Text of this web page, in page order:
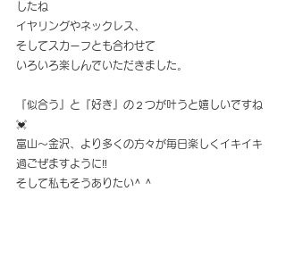
したね
イヤリングやネックレス、
そしてスカーフとも合わせて
いろいろ楽しんでいただきました。
『似合う』と『好き』の２つが叶うと嬉しいですね
💓
富山〜金沢、より多くの方々が毎日楽しくイキイキ
過ごぜますように‼️
そして私もそうありたい^ ^